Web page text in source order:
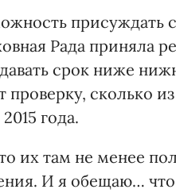
Рада приняла
срок ниже
проверку, сколько
года.
их там не менее
И я обещаю… что